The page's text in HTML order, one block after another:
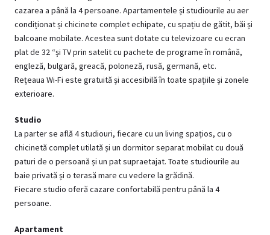
cazarea a până la 4 persoane. Apartamentele și studiourile au aer
condiționat și chicinete complet echipate, cu spațiu de gătit, băi și
balcoane mobilate. Acestea sunt dotate cu televizoare cu ecran
plat de 32 “și TV prin satelit cu pachete de programe în română,
engleză, bulgară, greacă, poloneză, rusă, germană, etc.
Rețeaua Wi-Fi este gratuită și accesibilă în toate spațiile și zonele
exterioare.
Studio
La parter se află 4 studiouri, fiecare cu un living spațios, cu o
chicinetă complet utilată și un dormitor separat mobilat cu două
paturi de o persoană și un pat supraetajat. Toate studiourile au
baie privată și o terasă mare cu vedere la grădină.
Fiecare studio oferă cazare confortabilă pentru până la 4
persoane.
Apartament